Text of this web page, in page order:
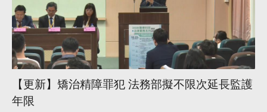
【更新】矯治精障罪犯 法務部擬不限次延長監護
年限